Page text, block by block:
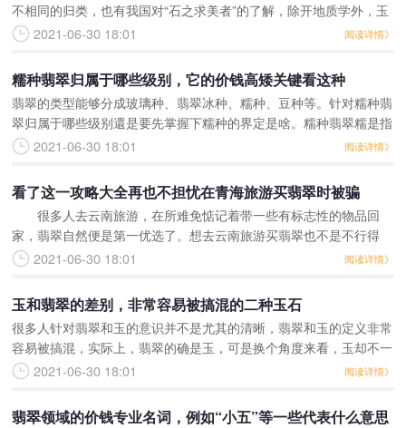
不相同的归类，也有我国对“石之求美者”的了解，除开地质学外，玉
石种类太松复杂并且還是尤其的模糊不清，其类型也是数不胜数。为
2021-06-30 18:01 阅读详情》
糯种翡翠归属于哪些级别，它的价钱高矮关键看这种
翡翠的类型能够分成玻璃种、翡翠冰种、糯种、豆种等。针对糯种翡
翠归属于哪些级别還是要先掌握下糯种的界定是啥。糯种翡翠糯是指
翡翠和田玉白玉的细致水平，种是指翡翠的材质。细糯种辣色翡翠安
2021-06-30 18:01 阅读详情》
看了这一攻略大全再也不担忧​在青海旅游买翡翠时被骗
很多人去云南旅游，在所难免惦记着带一些有标志性的物品回
家，翡翠自然便是第一优选了。想去云南旅游买翡翠也不是不行得
通，关键的還是自身要懂的翡翠的一些基础的简易专业知识，防止来
2021-06-30 18:01 阅读详情》
玉和翡翠的差别，非常容易被搞混的二种玉石
很多人针对翡翠和玉的意识并不是尤其的清晰，翡翠和玉的定义非常
容易被搞混，实际上，翡翠的确是玉，可是换个角度来看，玉却不一
定便是翡翠了。我国数千年的历史时间创造，铸就和发展趋势了现在
2021-06-30 18:01 阅读详情》
翡翠领域的价钱专业名词，例如“小五”等一些代表什么意思